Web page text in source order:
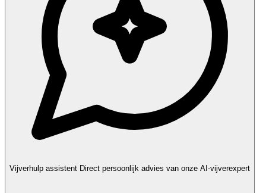
Vijverhulp assistent Direct persoonlijk advies van onze AI-vijverexpert